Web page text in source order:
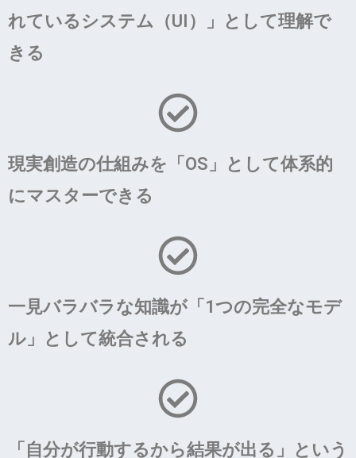
れているシステム（UI）」として理解で
きる
現実創造の仕組みを「OS」として体系的
にマスターできる
一見バラバラな知識が「1つの完全なモデ
ル」として統合される
「自分が行動するから結果が出る」という